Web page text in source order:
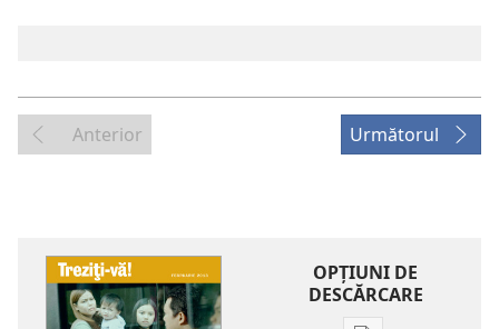
Anterior Următorul
OPŢIUNI DE
DESCĂRCARE